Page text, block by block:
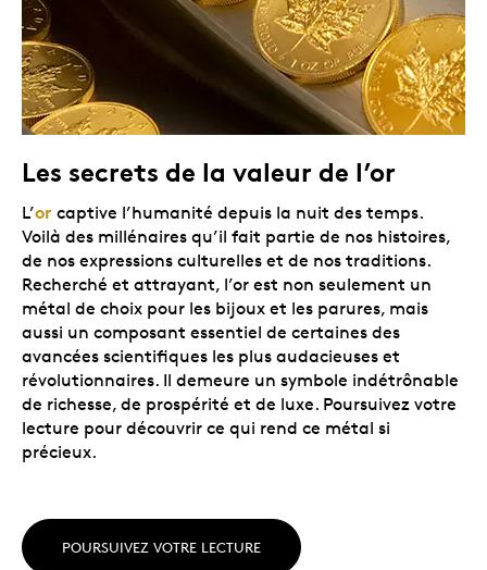
Les secrets de la valeur de l’or
L’or captive l’humanité depuis la nuit des temps.
Voilà des millénaires qu’il fait partie de nos histoires,
de nos expressions culturelles et de nos traditions.
Recherché et attrayant, l’or est non seulement un
métal de choix pour les bijoux et les parures, mais
aussi un composant essentiel de certaines des
avancées scientifiques les plus audacieuses et
révolutionnaires. Il demeure un symbole indétrônable
de richesse, de prospérité et de luxe. Poursuivez votre
lecture pour découvrir ce qui rend ce métal si
précieux.
POURSUIVEZ VOTRE LECTURE